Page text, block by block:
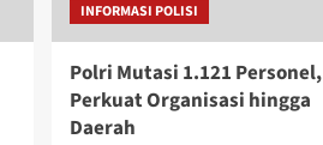
INFORMASI POLISI
Polri Mutasi 1.121 Personel,
Perkuat Organisasi hingga
Daerah